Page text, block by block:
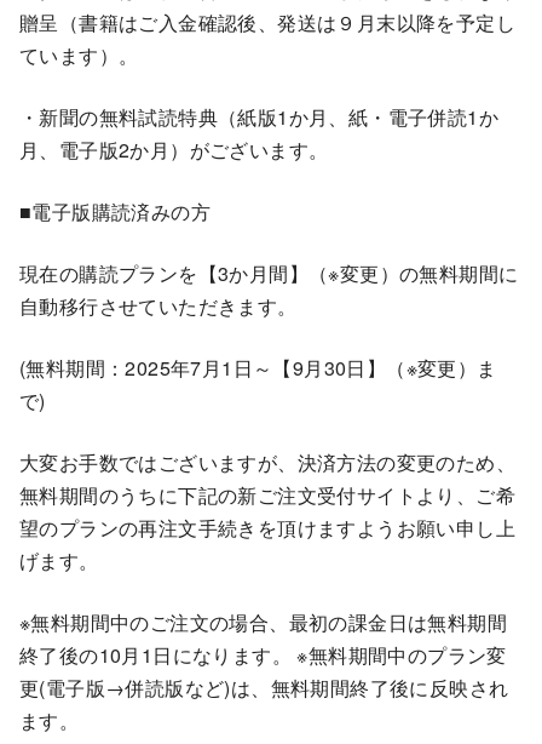
贈呈（書籍はご入金確認後、発送は９月末以降を予定し
ています）。
・新聞の無料試読特典（紙版1か月、紙・電子併読1か
月、電子版2か月）がございます。
■電子版購読済みの方
現在の購読プランを【3か月間】（※変更）の無料期間に
自動移行させていただきます。
(無料期間：2025年7月1日～【9月30日】（※変更）ま
で)
大変お手数ではございますが、決済方法の変更のため、
無料期間のうちに下記の新ご注文受付サイトより、ご希
望のプランの再注文手続きを頂けますようお願い申し上
げます。
※無料期間中のご注文の場合、最初の課金日は無料期間
終了後の10月1日になります。 ※無料期間中のプラン変
更(電子版→併読版など)は、無料期間終了後に反映され
ます。